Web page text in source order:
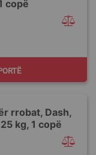
copë
rrobat, Dash,
kg, 1 copë